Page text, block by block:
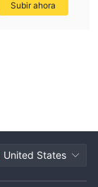
Subir ahora
United States